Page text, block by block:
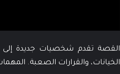
القصة تقدم شخصيات جديدة إلى
الخيانات، والقرارات الصعبة.